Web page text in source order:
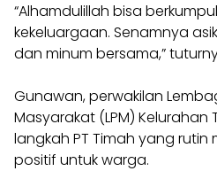
“Alhamdulillah bisa
kekeluargaan. Senamnya
dan minum bersama,”
Gunawan, perwakilan
Masyarakat (LPM)
langkah PT Timah yang
positif untuk warga.